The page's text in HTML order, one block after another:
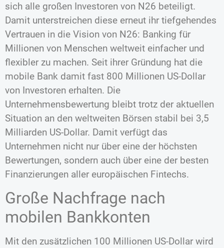
sich alle großen Investoren von N26 beteiligt.
Damit unterstreichen diese erneut ihr tiefgehendes
Vertrauen in die Vision von N26: Banking für
Millionen von Menschen weltweit einfacher und
flexibler zu machen. Seit ihrer Gründung hat die
mobile Bank damit fast 800 Millionen US-Dollar
von Investoren erhalten. Die
Unternehmensbewertung bleibt trotz der aktuellen
Situation an den weltweiten Börsen stabil bei 3,5
Milliarden US-Dollar. Damit verfügt das
Unternehmen nicht nur über eine der höchsten
Bewertungen, sondern auch über eine der besten
Finanzierungen aller europäischen Fintechs.
Große Nachfrage nach
mobilen Bankkonten
Mit den zusätzlichen 100 Millionen US-Dollar wird